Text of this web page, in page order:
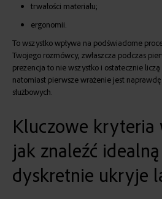
trwałości materiału;
ergonomii.
To wszystko wpływa na podświadome
Twojego rozmówcy, zwłaszcza podczas
prezencja to nie wszystko i ostatecznie
natomiast pierwsze wrażenie jest
służbowych.
Kluczowe kryteria
jak znaleźć
dyskretnie ukryje